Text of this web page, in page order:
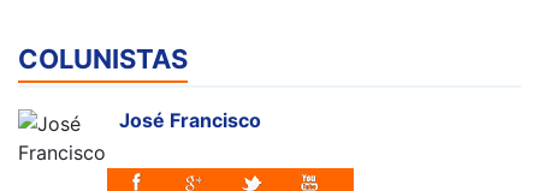
COLUNISTAS
José Francisco